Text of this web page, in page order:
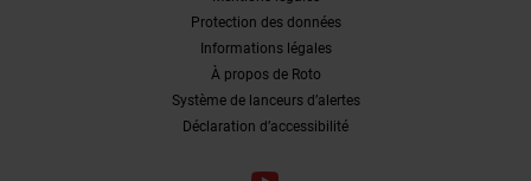
Protection des données
Informations légales
À propos de Roto
Système de lanceurs d’alertes
Déclaration d’accessibilité